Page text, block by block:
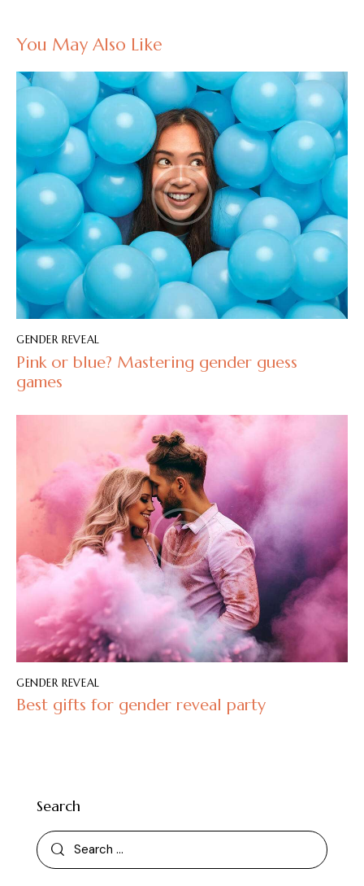
You May Also Like
GENDER REVEAL
Pink or blue? Mastering gender guess
games
GENDER REVEAL
Best gifts for gender reveal party
Search